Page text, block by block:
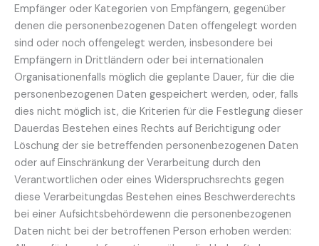
Empfänger oder Kategorien von Empfängern, gegenüber
denen die personenbezogenen Daten offengelegt worden
sind oder noch offengelegt werden, insbesondere bei
Empfängern in Drittländern oder bei internationalen
Organisationenfalls möglich die geplante Dauer, für die die
personenbezogenen Daten gespeichert werden, oder, falls
dies nicht möglich ist, die Kriterien für die Festlegung dieser
Dauerdas Bestehen eines Rechts auf Berichtigung oder
Löschung der sie betreffenden personenbezogenen Daten
oder auf Einschränkung der Verarbeitung durch den
Verantwortlichen oder eines Widerspruchsrechts gegen
diese Verarbeitungdas Bestehen eines Beschwerderechts
bei einer Aufsichtsbehördewenn die personenbezogenen
Daten nicht bei der betroffenen Person erhoben werden: